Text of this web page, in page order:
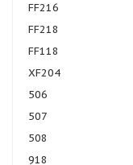
FF216
FF218
FF118
XF204
506
507
508
918